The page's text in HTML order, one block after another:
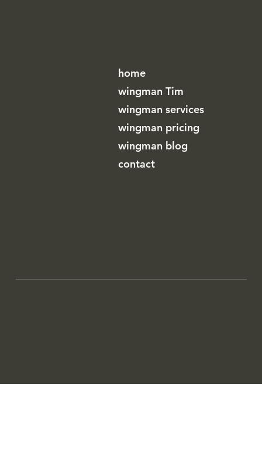
home
wingman Tim
wingman services
wingman pricing
wingman blog
contact